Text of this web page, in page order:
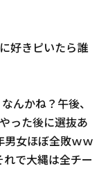
好きピいたら誰
んかね？午後、
った後に選抜あ
女ほぼ全敗ｗｗ
で大縄は全チー